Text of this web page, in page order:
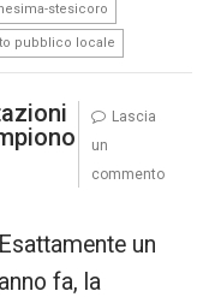
stesicoro
pubblico locale
Esattamente un
anno fa, la
Lascia
un
commento